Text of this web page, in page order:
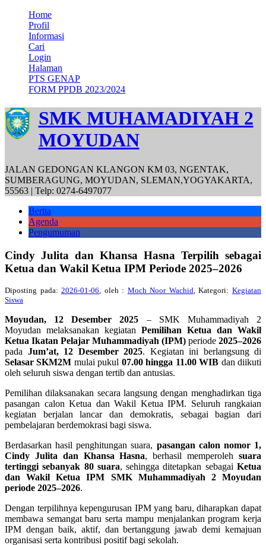
Home
Profil
Informasi
Cari
Login
Halaman
PTS GENAP
FORM PPDB 2023/2024
SMK MUHAMADIYAH 2
MOYUDAN
JALAN GEDONGAN KLANGON KM 03, NGENTAK,
SUMBERAGUNG, MOYUDAN, SLEMAN,YOGYAKARTA,
55563 | Telp: 0274-6497077
Berita
Agenda
Pengumuman
Cindy Julita dan Khansa Hasna Terpilih sebagai
Ketua dan Wakil Ketua IPM Periode 2025–2026
Diposting pada:2026-01-06, oleh : Moch Noor Wachid, Kategori:Kegiatan
Siswa
Moyudan, 12 Desember 2025 – SMK Muhammadiyah 2
Moyudan melaksanakan kegiatan Pemilihan Ketua dan Wakil
Ketua Ikatan Pelajar Muhammadiyah (IPM) periode 2025–2026
pada Jum’at, 12 Desember 2025. Kegiatan ini berlangsung di
Selasar SKM2M mulai pukul 07.00 hingga 11.00 WIB dan diikuti
oleh seluruh siswa dengan tertib dan antusias.
Pemilihan dilaksanakan secara langsung dengan menghadirkan tiga
pasangan calon Ketua dan Wakil Ketua IPM. Seluruh rangkaian
kegiatan berjalan lancar dan demokratis, sebagai bagian dari
pembelajaran berdemokrasi bagi siswa.
Berdasarkan hasil penghitungan suara, pasangan calon nomor 1,
Cindy Julita dan Khansa Hasna, berhasil memperolehsuara
tertinggi sebanyak 80 suara, sehingga ditetapkan sebagaiKetua
dan Wakil Ketua IPM SMK Muhammadiyah 2 Moyudan
periode 2025–2026.
Dengan terpilihnya kepengurusan IPM yang baru, diharapkan dapat
membawa semangat baru serta mampu menjalankan program kerja
IPM dengan baik, aktif, dan bertanggung jawab demi kemajuan
organisasi serta kontribusi positif bagi sekolah.